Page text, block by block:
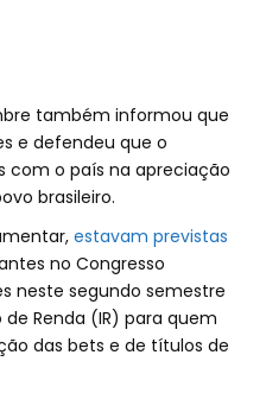
também informou que
e defendeu que o
com o país na apreciação
brasileiro.
estavam previstas
no Congresso
neste segundo semestre
Renda (IR) para quem
das bets e de títulos de